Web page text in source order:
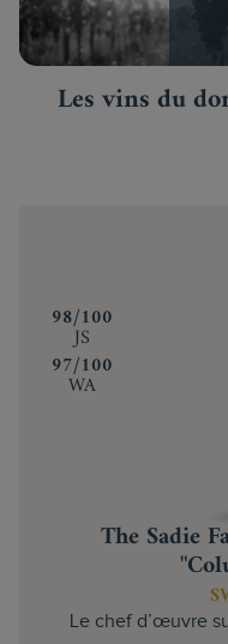
Les vins du
‍98/100
JS
‍97/100
WA
The Sadie
Le chef d’œuvre